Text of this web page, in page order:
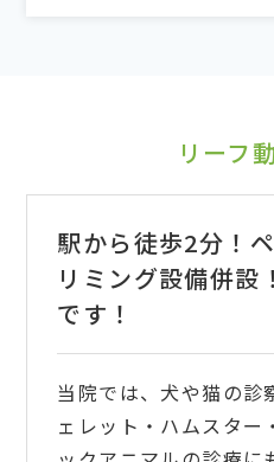
リーフ
駅から徒歩2分！
リミング設備併設
です！
当院では、犬や猫の診
ェレット・ハムスター